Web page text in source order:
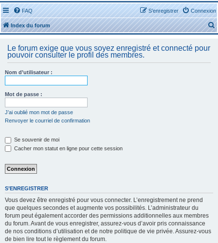
FAQ Connexion
S’enregistrer
Index du forum
e
Le forum exige que vous soyez enregistré et connecté pour
pouvoir consulter le profil des membres.
Nom d’utilisateur :
Mot de passe :
J’ai oublié mon mot de passe
Renvoyer le courriel de confirmation
Se souvenir de moi
Cacher mon statut en ligne pour cette session
S’ENREGISTRER
Vous devez être enregistré pour vous connecter. L’enregistrement ne prend
que quelques secondes et augmente vos possibilités. L’administrateur du
forum peut également accorder des permissions additionnelles aux membres
du forum. Avant de vous enregistrer, assurez-vous d’avoir pris connaissance
de nos conditions d’utilisation et de notre politique de vie privée. Assurez-vous
de bien lire tout le règlement du forum.